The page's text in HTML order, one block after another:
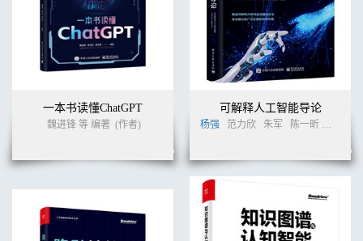
一本书读懂ChatGPT
魏进锋 等 编著 (作者)
可解释人工智能导论
杨强 范力欣 朱军 陈一昕 张拳石